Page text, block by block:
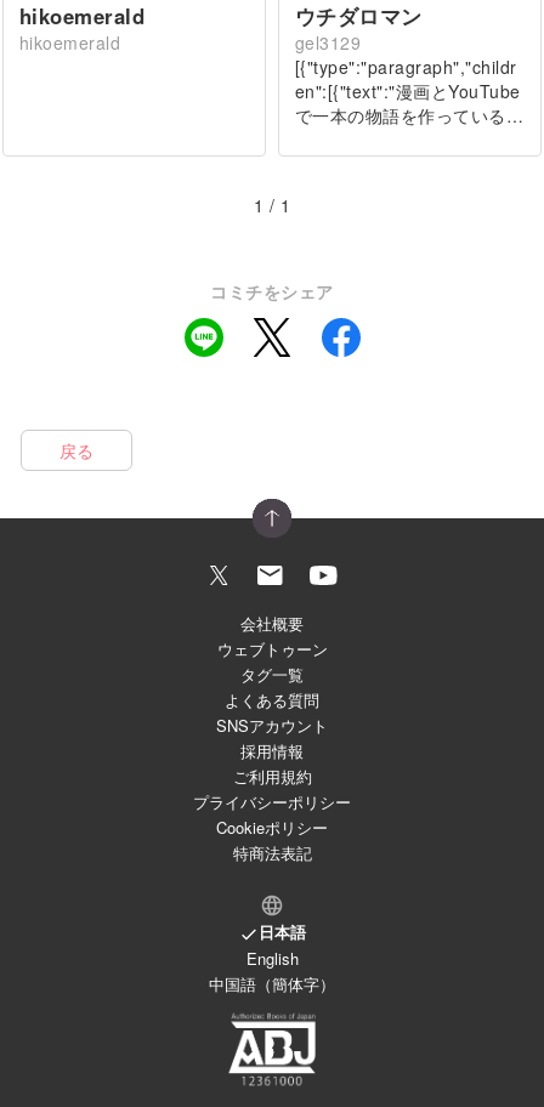
hikoemerald
hikoemerald
ウチダロマン
gel3129
[{"type":"paragraph","childr
en":[{"text":"漫画とYouTube
で一本の物語を作っている…
1 / 1
コミチをシェア
戻る
会社概要
ウェブトゥーン
タグ一覧
よくある質問
SNSアカウント
採用情報
ご利用規約
プライバシーポリシー
Cookieポリシー
特商法表記
日本語
English
中国語（簡体字）